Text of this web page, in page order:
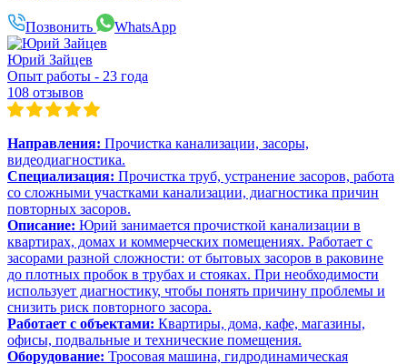
Позвонить WhatsApp
Юрий Зайцев
Опыт работы - 23 года
108 отзывов
Направления: Прочистка канализации, засоры,
видеодиагностика.
Специализация: Прочистка труб, устранение засоров, работа
со сложными участками канализации, диагностика причин
повторных засоров.
Описание: Юрий занимается прочисткой канализации в
квартирах, домах и коммерческих помещениях. Работает с
засорами разной сложности: от бытовых засоров в раковине
до плотных пробок в трубах и стояках. При необходимости
использует диагностику, чтобы понять причину проблемы и
снизить риск повторного засора.
Работает с объектами: Квартиры, дома, кафе, магазины,
офисы, подвальные и технические помещения.
Оборудование: Тросовая машина, гидродинамическая